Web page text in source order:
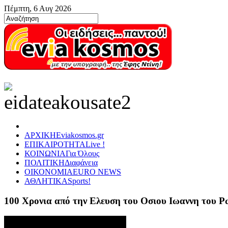
Πέμπτη, 6 Αυγ 2026
ΑΡΧΙΚΗEviakosmos.gr
ΕΠΙΚΑΙΡΟΤΗΤΑLive !
ΚΟΙΝΩΝΙΑΓια Όλους
ΠΟΛΙΤΙΚΗΔιαφάνεια
ΟΙΚΟΝΟΜΙΑEURO NEWS
ΑΘΛΗΤΙΚΑSports!
100 Χρονια από την Ελευση του Οσιου Ιωαννη του